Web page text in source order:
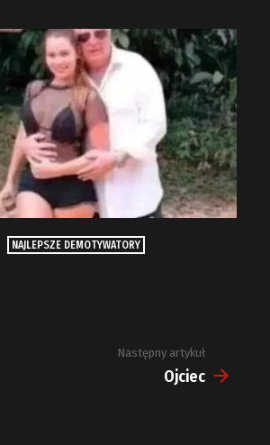
NAJLEPSZE DEMOTYWATORY
Następny artykuł
Ojciec